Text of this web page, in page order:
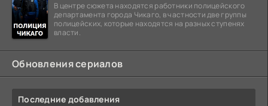
В центре сюжета находятся работники полицейского
департамента города Чикаго, в частности две группы
полицейских, которые находятся на разных ступенях
власти.
Обновления сериалов
Последние добавления